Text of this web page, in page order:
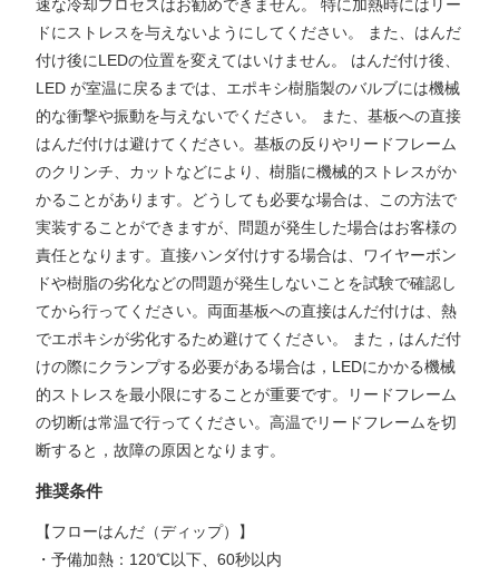
速な冷却プロセスはお勧めできません。 特に加熱時にはリー
ドにストレスを与えないようにしてください。 また、はんだ
付け後にLEDの位置を変えてはいけません。 はんだ付け後、
LED が室温に戻るまでは、エポキシ樹脂製のバルブには機械
的な衝撃や振動を与えないでください。 また、基板への直接
はんだ付けは避けてください。基板の反りやリードフレーム
のクリンチ、カットなどにより、樹脂に機械的ストレスがか
かることがあります。どうしても必要な場合は、この方法で
実装することができますが、問題が発生した場合はお客様の
責任となります。直接ハンダ付けする場合は、ワイヤーボン
ドや樹脂の劣化などの問題が発生しないことを試験で確認し
てから行ってください。両面基板への直接はんだ付けは、熱
でエポキシが劣化するため避けてください。 また，はんだ付
けの際にクランプする必要がある場合は，LEDにかかる機械
的ストレスを最小限にすることが重要です。リードフレーム
の切断は常温で行ってください。高温でリードフレームを切
断すると，故障の原因となります。
推奨条件
【フローはんだ（ディップ）】
・予備加熱：120℃以下、60秒以内